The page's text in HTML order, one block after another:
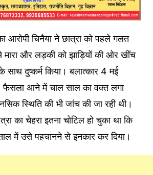
आरोपी चिनैया ने छात्रा को पहले गलत
मारा और लड़की को झाड़ियों की ओर खींच
दुष्कर्म किया। बलात्कार 4 मई
आने में चाल साल का वक्त लगा
स्थिति की भी जांच की जा रही थी।
का चेहरा इतना चोटिल हो चुका था कि
में उसे पहचानने से इनकार कर दिया।